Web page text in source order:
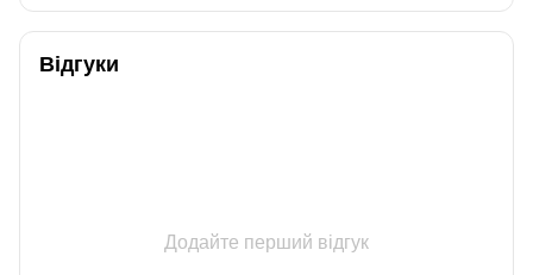
Відгуки
Додайте перший відгук